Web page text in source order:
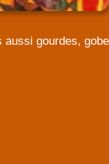
gourdes,